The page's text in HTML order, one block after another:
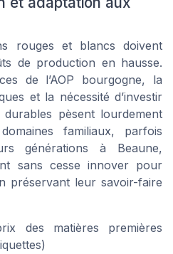
rouges et blancs doivent
de production en hausse.
de l’AOP bourgogne, la
et la nécessité d’investir
pèsent lourdement
familiaux, parfois
générations à Beaune,
sans cesse innover pour
préservant leur savoir-faire
des matières premières